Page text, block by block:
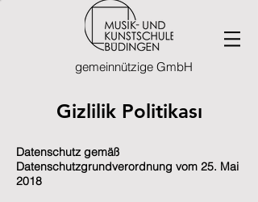
gemeinnützige GmbH
Gizlilik Politikası
Datenschutz gemäß
Datenschutzgrundverordnung vom 25. Mai
2018